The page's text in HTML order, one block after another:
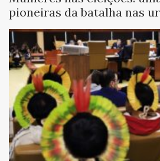
pioneiras da batalha nas